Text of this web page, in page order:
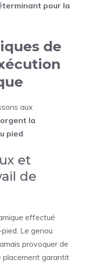
pour la
de
aux
la
pied.
et
de
effectué
Le genou
provoquer de
placement garantit